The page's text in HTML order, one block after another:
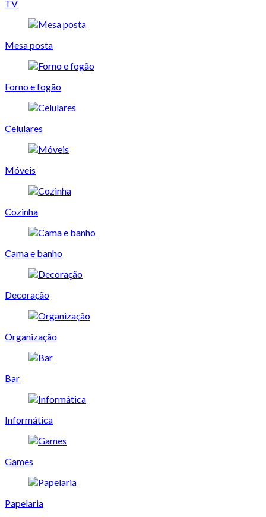
TV
Mesa posta
Forno e fogão
Celulares
Móveis
Cozinha
Cama e banho
Decoração
Organização
Bar
Informática
Games
Papelaria